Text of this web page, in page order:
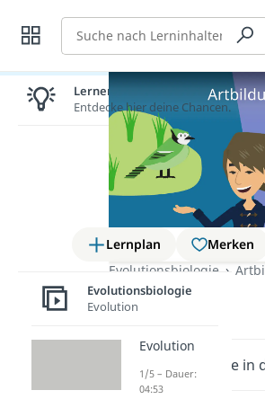
Suche
Lernplan Merken
Evolutionsbiologie
Artbildung
Wichtige Inhalte in
Lernen lohnt sich!
Entdecke hier deine Chancen.
Evolutionsbiologie
Evolution
Evolution
1/5 – Dauer:
04:53